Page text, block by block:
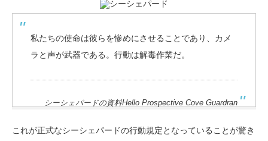
私たちの使命は彼らを惨めにさせることであり、カメ
ラと声が武器である。行動は解毒作業だ。
シーシェパードの資料Hello Prospective Cove Guardran
これが正式なシーシェパードの行動規定となっていることが驚き